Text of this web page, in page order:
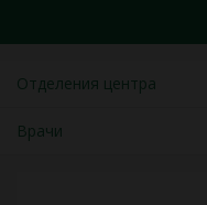
Отделения центра
Врачи